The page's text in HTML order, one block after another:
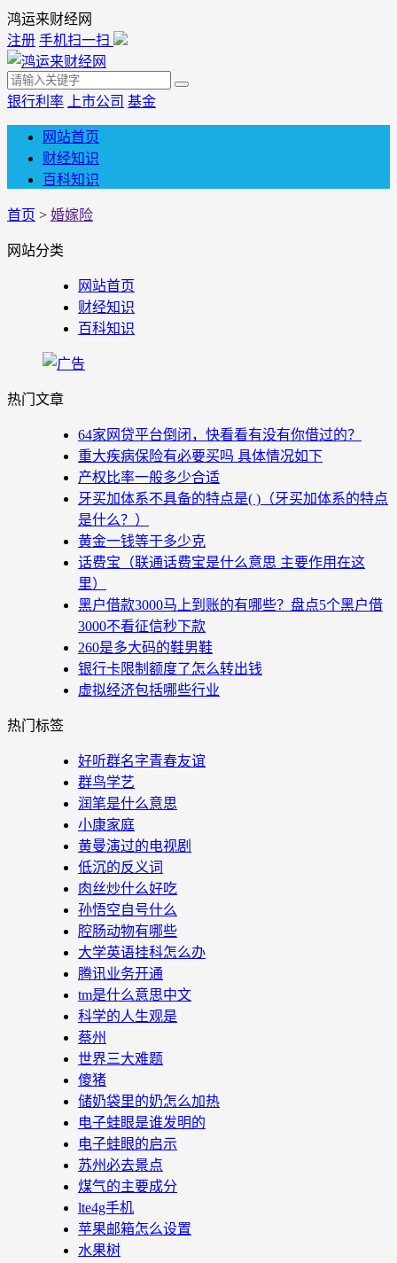
鸿运来财经网
注册 手机扫一扫
银行利率 上市公司 基金
网站首页
财经知识
百科知识
首页 > 婚嫁险
网站分类
网站首页
财经知识
百科知识
热门文章
64家网贷平台倒闭，快看看有没有你借过的？
重大疾病保险有必要买吗 具体情况如下
产权比率一般多少合适
牙买加体系不具备的特点是( )（牙买加体系的特点
是什么？）
黄金一钱等于多少克
话费宝（联通话费宝是什么意思 主要作用在这
里）
黑户借款3000马上到账的有哪些？盘点5个黑户借
3000不看征信秒下款
260是多大码的鞋男鞋
银行卡限制额度了怎么转出钱
虚拟经济包括哪些行业
热门标签
好听群名字青春友谊
群鸟学艺
润笔是什么意思
小康家庭
黄曼演过的电视剧
低沉的反义词
肉丝炒什么好吃
孙悟空自号什么
腔肠动物有哪些
大学英语挂科怎么办
腾讯业务开通
tm是什么意思中文
科学的人生观是
蔡州
世界三大难题
傻猪
储奶袋里的奶怎么加热
电子蛙眼是谁发明的
电子蛙眼的启示
苏州必去景点
煤气的主要成分
lte4g手机
苹果邮箱怎么设置
水果树